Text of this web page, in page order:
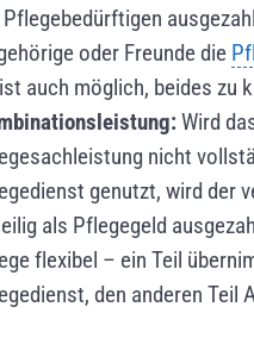
Pflegebedürftigen
oder Freunde die
auch möglich, beides zu
Wird
nicht
genutzt, wird der
als Pflegegeld
flexibel – ein Teil
den anderen Teil